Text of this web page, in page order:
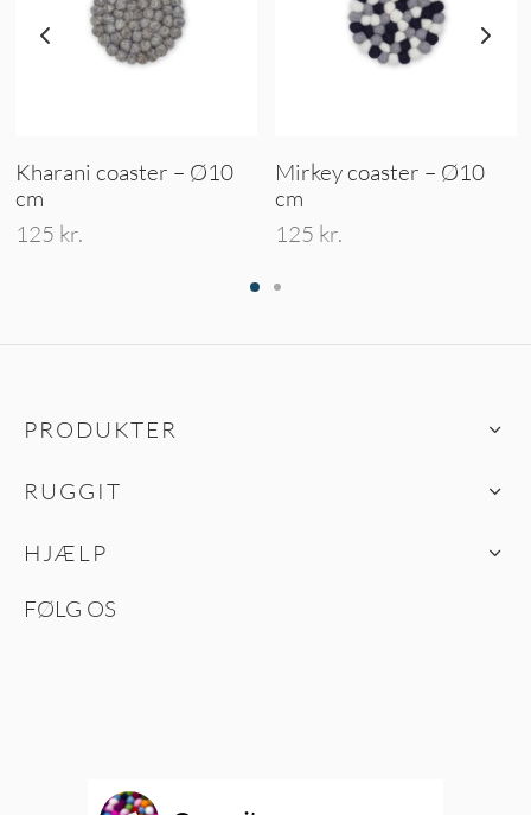
Kharani coaster – Ø10
cm
125 kr.
Mirkey coaster – Ø10
cm
125 kr.
PRODUKTER
RUGGIT
HJÆLP
FØLG OS